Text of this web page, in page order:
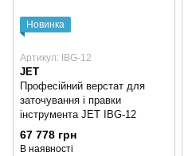
Новинка
Артикул: IBG-12
JET
Професійний верстат для
заточування і правки
інструмента JET IBG-12
67 778 грн
В наявності